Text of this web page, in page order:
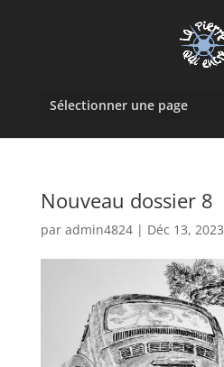
Sélectionner une page
Nouveau dossier 8
par admin4824| Déc 13, 2023